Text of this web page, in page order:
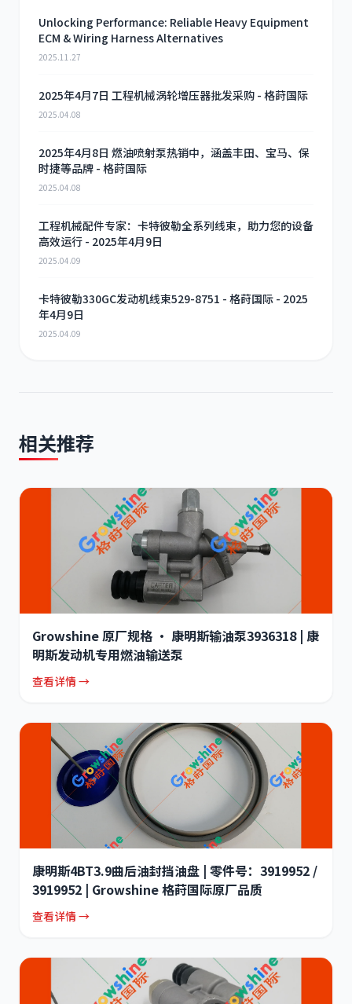
Unlocking Performance: Reliable Heavy Equipment
ECM & Wiring Harness Alternatives
2025.11.27
2025年4月7日 工程机械涡轮增压器批发采购 - 格莳国际
2025.04.08
2025年4月8日 燃油喷射泵热销中，涵盖丰田、宝马、保
时捷等品牌 - 格莳国际
2025.04.08
工程机械配件专家：卡特彼勒全系列线束，助力您的设备
高效运行 - 2025年4月9日
2025.04.09
卡特彼勒330GC发动机线束529-8751 - 格莳国际 - 2025
年4月9日
2025.04.09
相关推荐
Growshine 原厂规格 · 康明斯输油泵3936318 | 康
明斯发动机专用燃油输送泵
查看详情 →
康明斯4BT3.9曲后油封挡油盘 | 零件号：3919952 /
3919952 | Growshine 格莳国际原厂品质
查看详情 →